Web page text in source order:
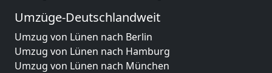
Umzüge-Deutschlandweit
Umzug von Lünen nach Berlin
Umzug von Lünen nach Hamburg
Umzug von Lünen nach München